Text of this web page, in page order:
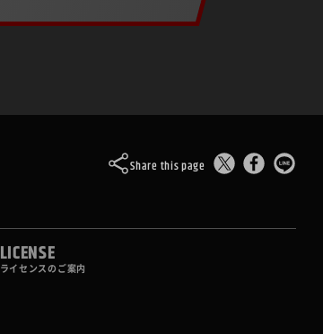
Share this page
LICENSE
ライセンスのご案内